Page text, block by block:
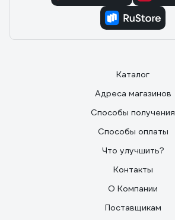
Каталог
Адреса магазинов
Способы получения
Способы оплаты
Что улучшить?
Контакты
О Компании
Поставщикам